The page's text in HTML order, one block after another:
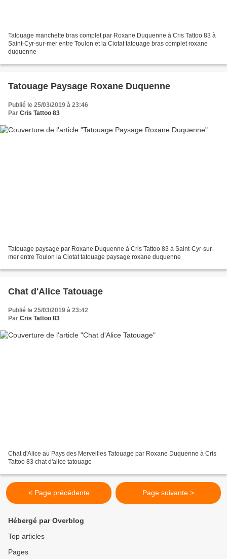
Tatouage manchette bras complet par Roxane Duquenne à Cris Tattoo 83 à
Saint-Cyr-sur-mer entre Toulon et la Ciotat tatouage bras complet roxane
duquenne
Tatouage Paysage Roxane Duquenne
Publié le 25/03/2019 à 23:46
Par Cris Tattoo 83
Tatouage paysage par Roxane Duquenne à Cris Tattoo 83 à Saint-Cyr-sur-
mer entre Toulon la Ciotat tatouage paysage roxane duquenne
Chat d'Alice Tatouage
Publié le 25/03/2019 à 23:42
Par Cris Tattoo 83
Chat d'Alice au Pays des Merveilles Tatouage par Roxane Duquenne à Cris
Tattoo 83 chat d'alice tatouage
< Page précédente Page suivante >
Hébergé par Overblog
Top articles
Pages